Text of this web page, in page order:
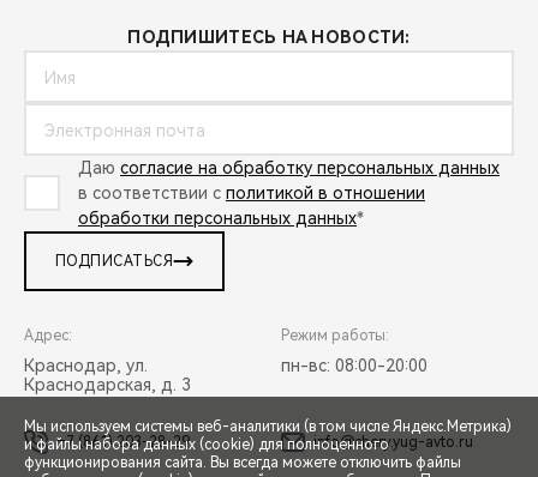
ПОДПИШИТЕСЬ НА НОВОСТИ:
Даю согласие на обработку персональных данных
в соответствии с политикой в отношении
обработки персональных данных*
ПОДПИСАТЬСЯ
Адрес:
Краснодар, ул.
Краснодарская, д. 3
Режим работы:
пн-вс: 08:00-20:00
+7 (861) 203-28-29 info@chery.yug-avto.ru
Мы используем системы веб-аналитики (в том числе Яндекс.Метрика)
и файлы набора данных (cookie) для полноценного
функционирования сайта. Вы всегда можете отключить файлы